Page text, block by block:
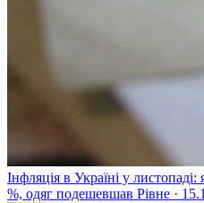
Інфляція в Україні у
%, одяг подешевшав Рівне ·